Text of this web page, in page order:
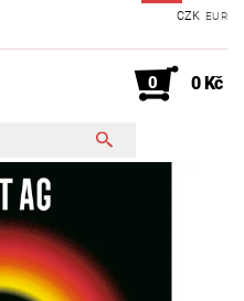
CZK EUR
0 0 Kč